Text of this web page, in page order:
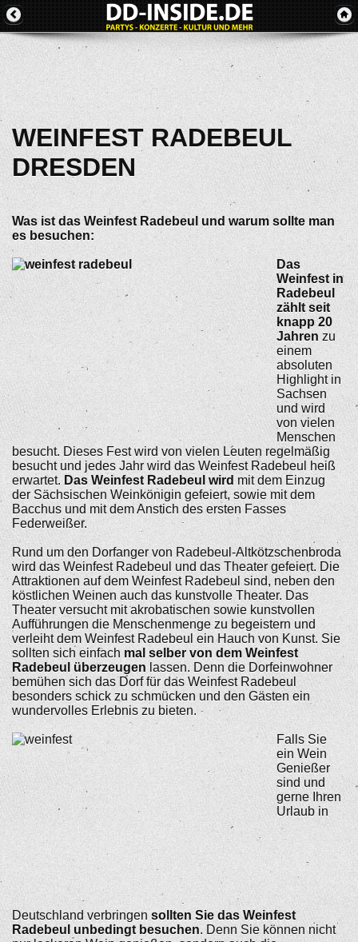
WEINFEST RADEBEUL
DRESDEN
Was ist das Weinfest Radebeul und warum sollte man
es besuchen:
Das
Weinfest in
Radebeul
zählt seit
knapp 20
Jahren zu
einem
absoluten
Highlight in
Sachsen
und wird
von vielen
Menschen
besucht. Dieses Fest wird von vielen Leuten regelmäßig
besucht und jedes Jahr wird das Weinfest Radebeul heiß
erwartet. Das Weinfest Radebeul wird mit dem Einzug
der Sächsischen Weinkönigin gefeiert, sowie mit dem
Bacchus und mit dem Anstich des ersten Fasses
Federweißer.
Rund um den Dorfanger von Radebeul-Altkötzschenbroda
wird das Weinfest Radebeul und das Theater gefeiert. Die
Attraktionen auf dem Weinfest Radebeul sind, neben den
köstlichen Weinen auch das kunstvolle Theater. Das
Theater versucht mit akrobatischen sowie kunstvollen
Aufführungen die Menschenmenge zu begeistern und
verleiht dem Weinfest Radebeul ein Hauch von Kunst. Sie
sollten sich einfach mal selber von dem Weinfest
Radebeul überzeugen lassen. Denn die Dorfeinwohner
bemühen sich das Dorf für das Weinfest Radebeul
besonders schick zu schmücken und den Gästen ein
wundervolles Erlebnis zu bieten.
Falls Sie
ein Wein
Genießer
sind und
gerne Ihren
Urlaub in
Deutschland verbringen sollten Sie das Weinfest
Radebeul unbedingt besuchen. Denn Sie können nicht